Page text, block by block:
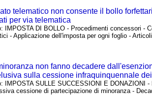
telematico non consente il bollo
per via telematica
DI BOLLO - Procedimenti concessori
- Applicazione dell'imposta per ogni foglio -
non fanno decadere
sulla cessione infraquinquennale
SULLE SUCCESSIONI E DONAZIONI
cessione di partecipazione di minoranza -